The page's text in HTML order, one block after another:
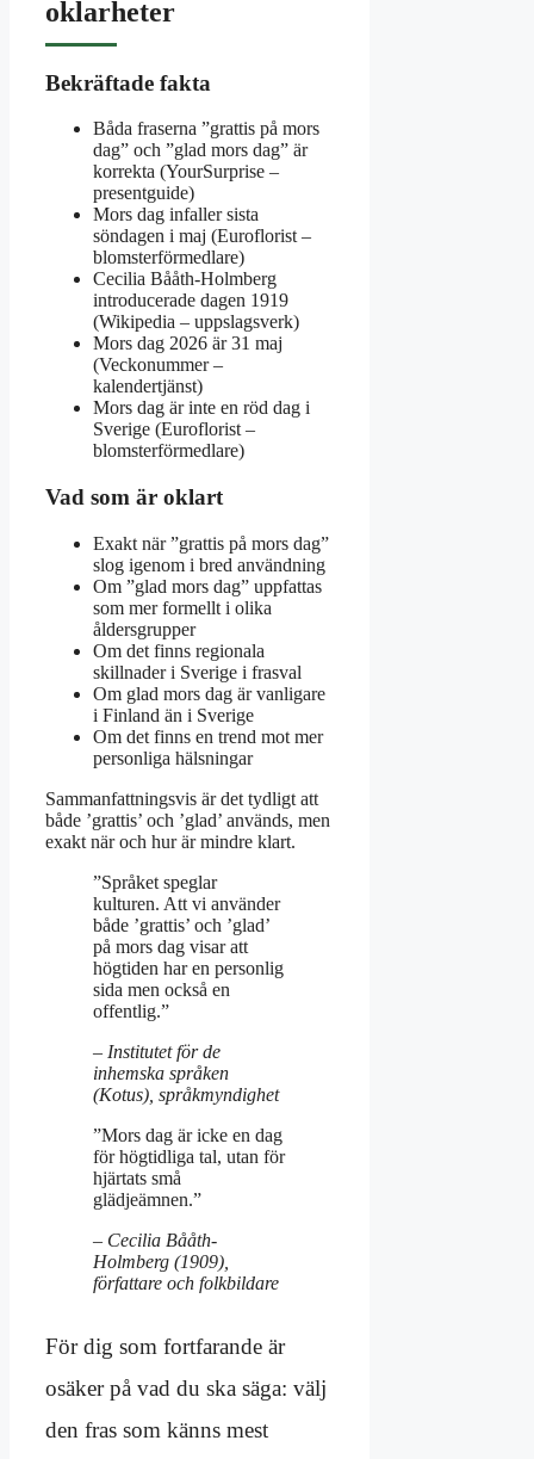
oklarheter
Bekräftade fakta
Båda fraserna ”grattis på mors
dag” och ”glad mors dag” är
korrekta (YourSurprise –
presentguide)
Mors dag infaller sista
söndagen i maj (Euroflorist –
blomsterförmedlare)
Cecilia Bååth-Holmberg
introducerade dagen 1919
(Wikipedia – uppslagsverk)
Mors dag 2026 är 31 maj
(Veckonummer –
kalendertjänst)
Mors dag är inte en röd dag i
Sverige (Euroflorist –
blomsterförmedlare)
Vad som är oklart
Exakt när ”grattis på mors dag”
slog igenom i bred användning
Om ”glad mors dag” uppfattas
som mer formellt i olika
åldersgrupper
Om det finns regionala
skillnader i Sverige i frasval
Om glad mors dag är vanligare
i Finland än i Sverige
Om det finns en trend mot mer
personliga hälsningar
Sammanfattningsvis är det tydligt att
både ’grattis’ och ’glad’ används, men
exakt när och hur är mindre klart.
”Språket speglar
kulturen. Att vi använder
både ’grattis’ och ’glad’
på mors dag visar att
högtiden har en personlig
sida men också en
offentlig.”
– Institutet för de
inhemska språken
(Kotus), språkmyndighet
”Mors dag är icke en dag
för högtidliga tal, utan för
hjärtats små
glädjeämnen.”
– Cecilia Bååth-
Holmberg (1909),
författare och folkbildare
För dig som fortfarande är
osäker på vad du ska säga: välj
den fras som känns mest